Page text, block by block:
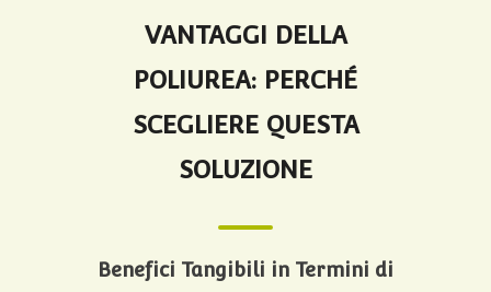
VANTAGGI DELLA
POLIUREA: PERCHÉ
SCEGLIERE QUESTA
SOLUZIONE
Benefici Tangibili in Termini di